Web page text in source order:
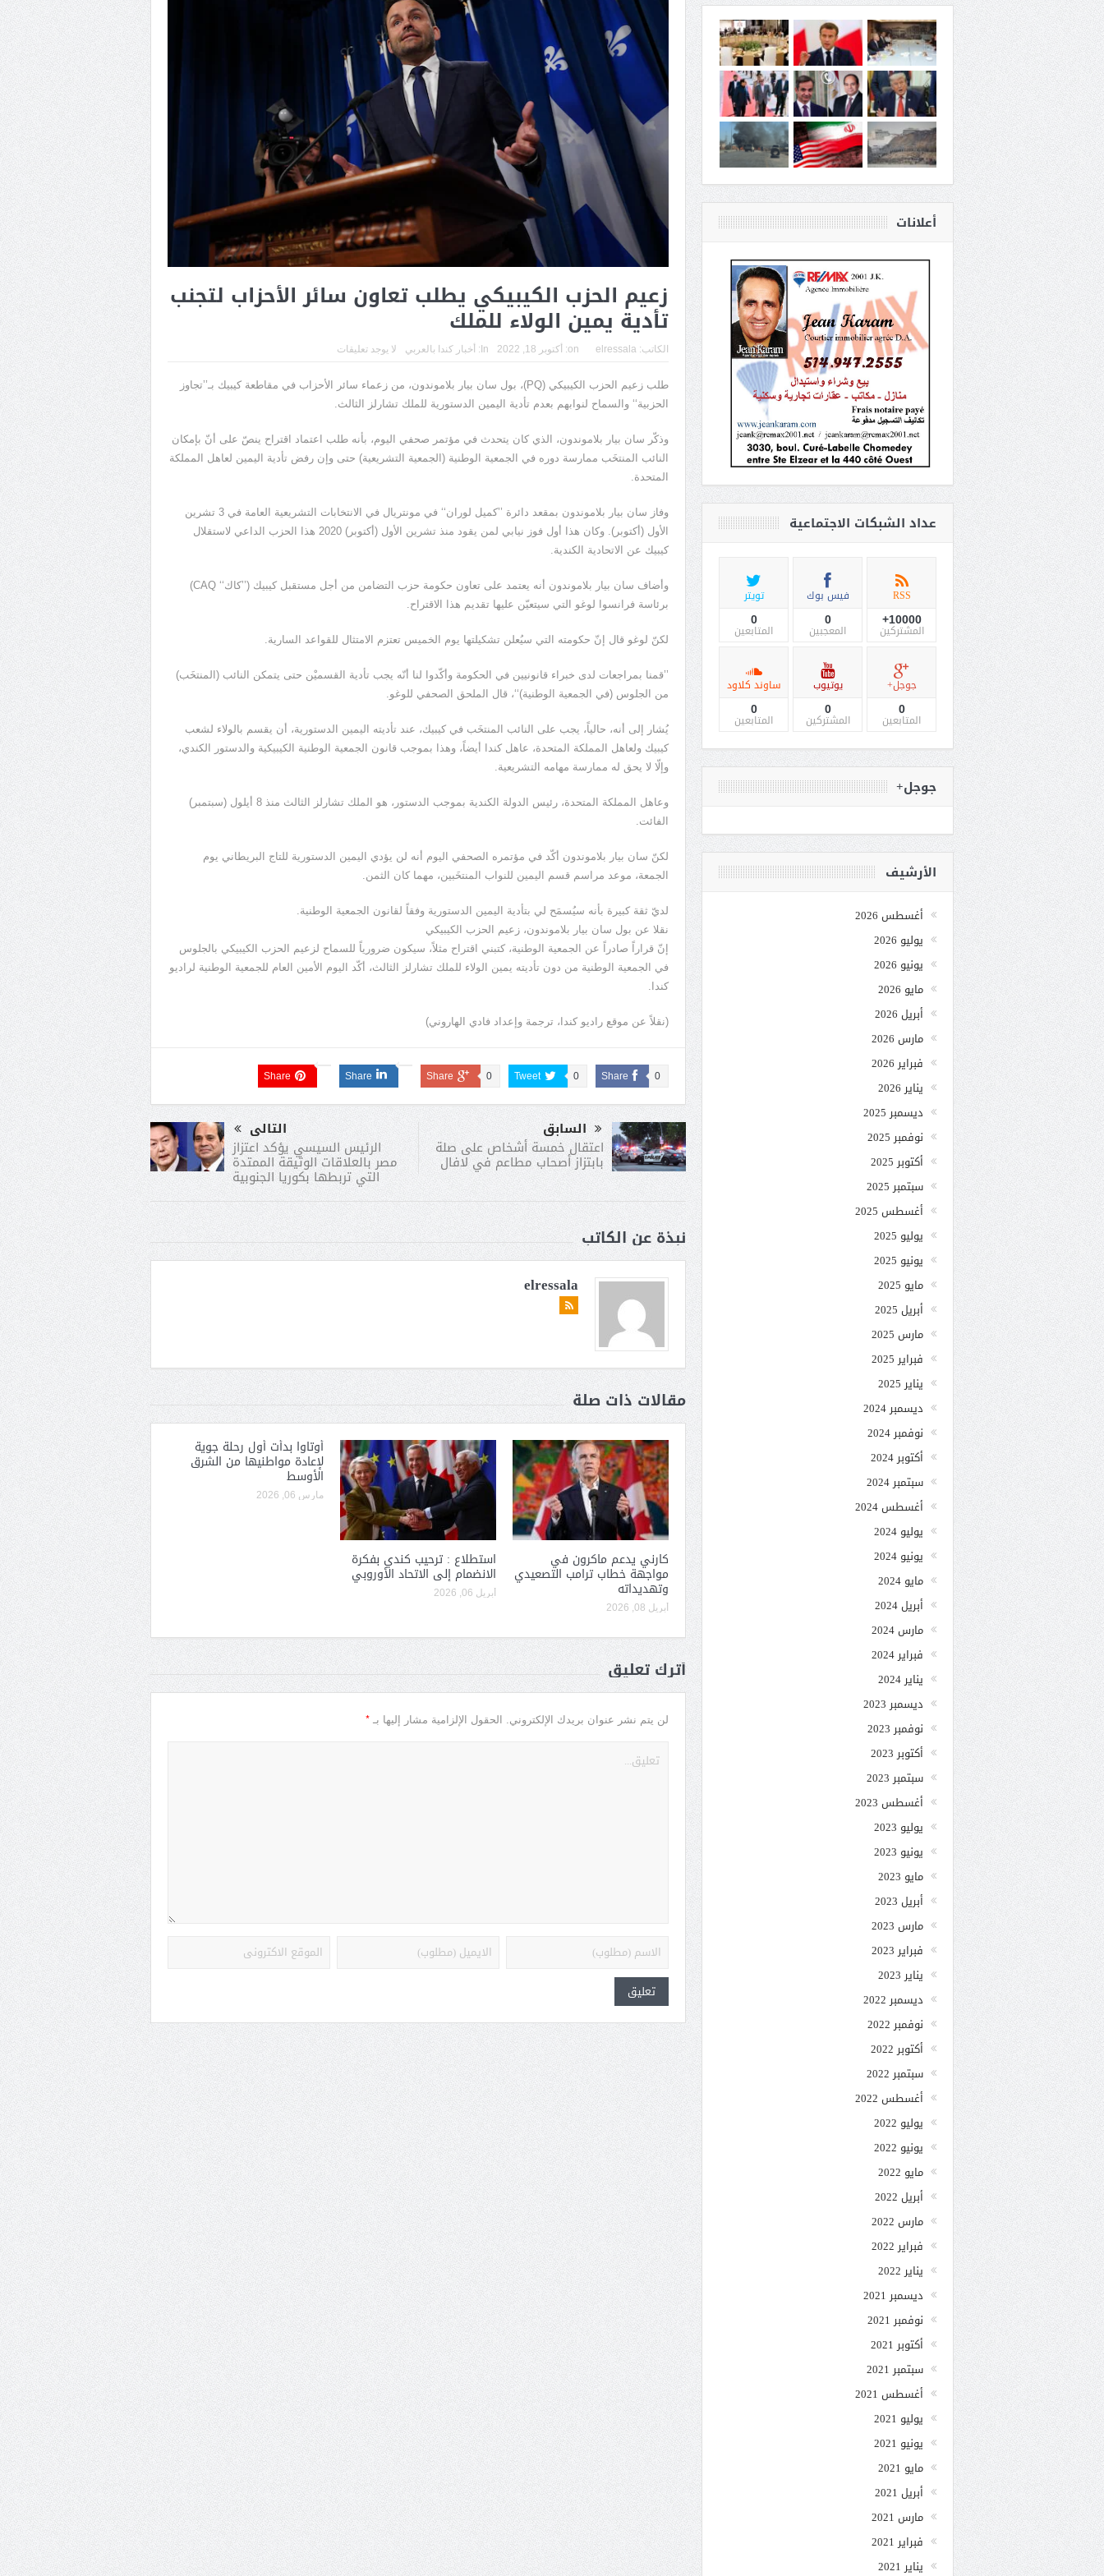
زعيم الحزب الكيبيكي يطلب تعاون سائر الأحزاب لتجنب
تأدية يمين الولاء للملك
الكاتب: elressala
on: أكتوبر 18, 2022 In: أخبار كندا بالعربي لا يوجد تعليقات
طلب زعيم الحزب الكيبيكي (PQ)، بول سان بيار بلاموندون، من زعماء سائر الأحزاب في مقاطعة كيبيك بـ’’تجاوز
الحزبية‘‘ والسماح لنوابهم بعدم تأدية اليمين الدستورية للملك تشارلز الثالث.
وذكّر سان بيار بلاموندون، الذي كان يتحدث في مؤتمر صحفي اليوم، بأنه طلب اعتماد اقتراح ينصّ على أنّ بإمكان
النائب المنتخَب ممارسة دوره في الجمعية الوطنية (الجمعية التشريعية) حتى وإن رفض تأدية اليمين لعاهل المملكة
المتحدة.
وفاز سان بيار بلاموندون بمقعد دائرة ’’كميل لوران‘‘ في مونتريال في الانتخابات التشريعية العامة في 3 تشرين
الأول (أكتوبر). وكان هذا أول فوز نيابي لمن يقود منذ تشرين الأول (أكتوبر) 2020 هذا الحزب الداعي لاستقلال
كيبيك عن الاتحادية الكندية.
وأضاف سان بيار بلاموندون أنه يعتمد على تعاون حكومة حزب التضامن من أجل مستقبل كيبيك (’’كاك‘‘ CAQ)
برئاسة فرانسوا لوغو التي سيتعيّن عليها تقديم هذا الاقتراح.
لكنّ لوغو قال إنّ حكومته التي سيُعلن تشكيلتها يوم الخميس تعتزم الامتثال للقواعد السارية.
’’قمنا بمراجعات لدى خبراء قانونيين في الحكومة وأكّدوا لنا أنّه يجب تأدية القسميْن حتى يتمكن النائب (المنتخَب)
من الجلوس (في الجمعية الوطنية)‘‘، قال الملحق الصحفي للوغو.
يُشار إلى أنه، حالياً، يجب على النائب المنتخَب في كيبيك، عند تأديته اليمين الدستورية، أن يقسم بالولاء لشعب
كيبيك ولعاهل المملكة المتحدة، عاهل كندا أيضاً، وهذا بموجب قانون الجمعية الوطنية الكيبيكية والدستور الكندي،
وإلّا لا يحق له ممارسة مهامه التشريعية.
وعاهل المملكة المتحدة، رئيس الدولة الكندية بموجب الدستور، هو الملك تشارلز الثالث منذ 8 أيلول (سبتمبر)
الفائت.
لكنّ سان بيار بلاموندون أكّد في مؤتمره الصحفي اليوم أنه لن يؤدي اليمين الدستورية للتاج البريطاني يوم
الجمعة، موعد مراسم قسم اليمين للنواب المنتخَبين، مهما كان الثمن.
لديّ ثقة كبيرة بأنه سيُسمَح لي بتأدية اليمين الدستورية وفقاً لقانون الجمعية الوطنية.
نقلا عن بول سان بيار بلاموندون، زعيم الحزب الكيبيكي
إنّ قراراً صادراً عن الجمعية الوطنية، كتبني اقتراح مثلاً، سيكون ضرورياً للسماح لزعيم الحزب الكيبيكي بالجلوس
في الجمعية الوطنية من دون تأديته يمين الولاء للملك تشارلز الثالث، أكّد اليوم الأمين العام للجمعية الوطنية لراديو
كندا.
(نقلاً عن موقع راديو كندا، ترجمة وإعداد فادي الهاروني)
Share 0
Tweet 0
Share 0
Share
Share
السابق
اعتقال خمسة أشخاص على صلة
بابتزاز أصحاب مطاعم في لافال
التالى
الرئيس السيسي يؤكد اعتزاز
مصر بالعلاقات الوثيقة الممتدة
التي تربطها بكوريا الجنوبية
نبذة عن الكاتب
elressala
مقالات ذات صلة
كارني يدعم ماكرون في
مواجهة خطاب ترامب التصعيدي
وتهديداته
أبريل 08, 2026
استطلاع : ترحيب كندي بفكرة
الانضمام إلى الاتحاد الأوروبي
أبريل 06, 2026
أوتاوا بدأت أول رحلة جوية
لإعادة مواطنيها من الشرق
الأوسط
مارس 06, 2026
أترك تعليق
لن يتم نشر عنوان بريدك الإلكتروني. الحقول الإلزامية مشار إليها بـ *
أعلانات
عداد الشبكات الاجتماعية
RSS
10000+
المشتركين
فيس بوك
0
المعجبين
تويتر
0
المتابعين
جوجل+
0
المتابعين
يوتيوب
0
المشتركين
ساوند كلاود
0
المتابعين
جوجل+
الأرشيف
أغسطس 2026
يوليو 2026
يونيو 2026
مايو 2026
أبريل 2026
مارس 2026
فبراير 2026
يناير 2026
ديسمبر 2025
نوفمبر 2025
أكتوبر 2025
سبتمبر 2025
أغسطس 2025
يوليو 2025
يونيو 2025
مايو 2025
أبريل 2025
مارس 2025
فبراير 2025
يناير 2025
ديسمبر 2024
نوفمبر 2024
أكتوبر 2024
سبتمبر 2024
أغسطس 2024
يوليو 2024
يونيو 2024
مايو 2024
أبريل 2024
مارس 2024
فبراير 2024
يناير 2024
ديسمبر 2023
نوفمبر 2023
أكتوبر 2023
سبتمبر 2023
أغسطس 2023
يوليو 2023
يونيو 2023
مايو 2023
أبريل 2023
مارس 2023
فبراير 2023
يناير 2023
ديسمبر 2022
نوفمبر 2022
أكتوبر 2022
سبتمبر 2022
أغسطس 2022
يوليو 2022
يونيو 2022
مايو 2022
أبريل 2022
مارس 2022
فبراير 2022
يناير 2022
ديسمبر 2021
نوفمبر 2021
أكتوبر 2021
سبتمبر 2021
أغسطس 2021
يوليو 2021
يونيو 2021
مايو 2021
أبريل 2021
مارس 2021
فبراير 2021
يناير 2021